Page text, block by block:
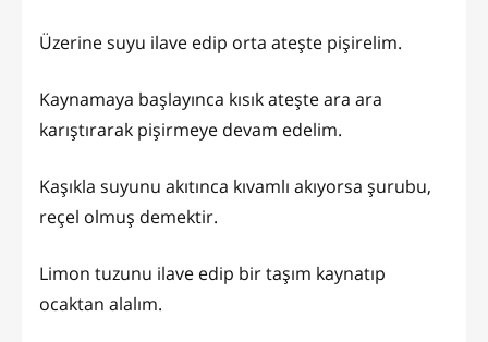
Üzerine suyu ilave edip orta ateşte pişirelim.
Kaynamaya başlayınca kısık ateşte ara ara
karıştırarak pişirmeye devam edelim.
Kaşıkla suyunu akıtınca kıvamlı akıyorsa şurubu,
reçel olmuş demektir.
Limon tuzunu ilave edip bir taşım kaynatıp
ocaktan alalım.